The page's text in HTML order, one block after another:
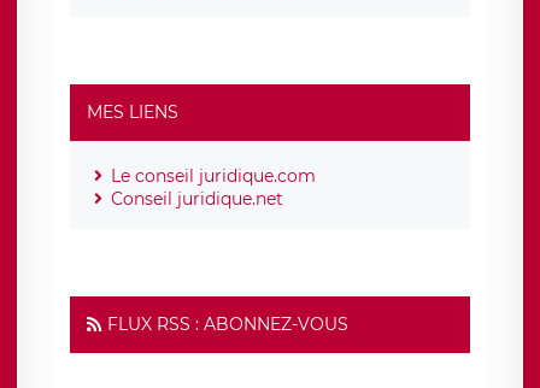
MES LIENS
Le conseil juridique.com
Conseil juridique.net
FLUX RSS : ABONNEZ-VOUS